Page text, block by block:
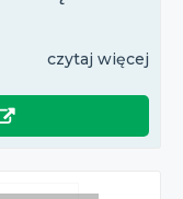
czytaj więcej